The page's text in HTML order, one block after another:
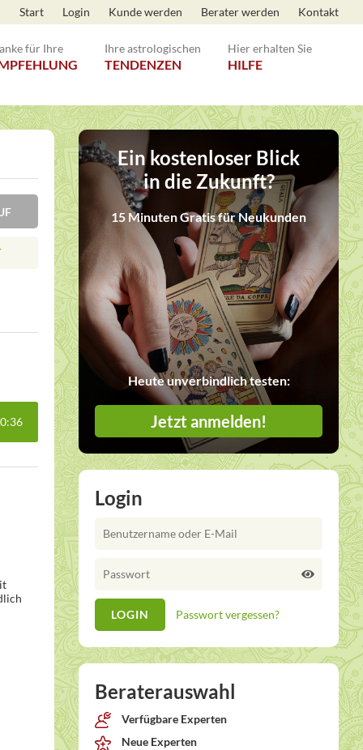
Start Login Kunde werden Berater werden Kontakt
für Ihre Ihre astrologischen
TENDENZEN
Hier erhalten Sie
HILFE
Ein kostenloser Blick
in die Zukunft?
15 Minuten Gratis für Neukunden
Heute unverbindlich testen:
Jetzt anmelden!
Login
Passwort vergessen?
Beraterauswahl
Verfügbare Experten
Neue Experten